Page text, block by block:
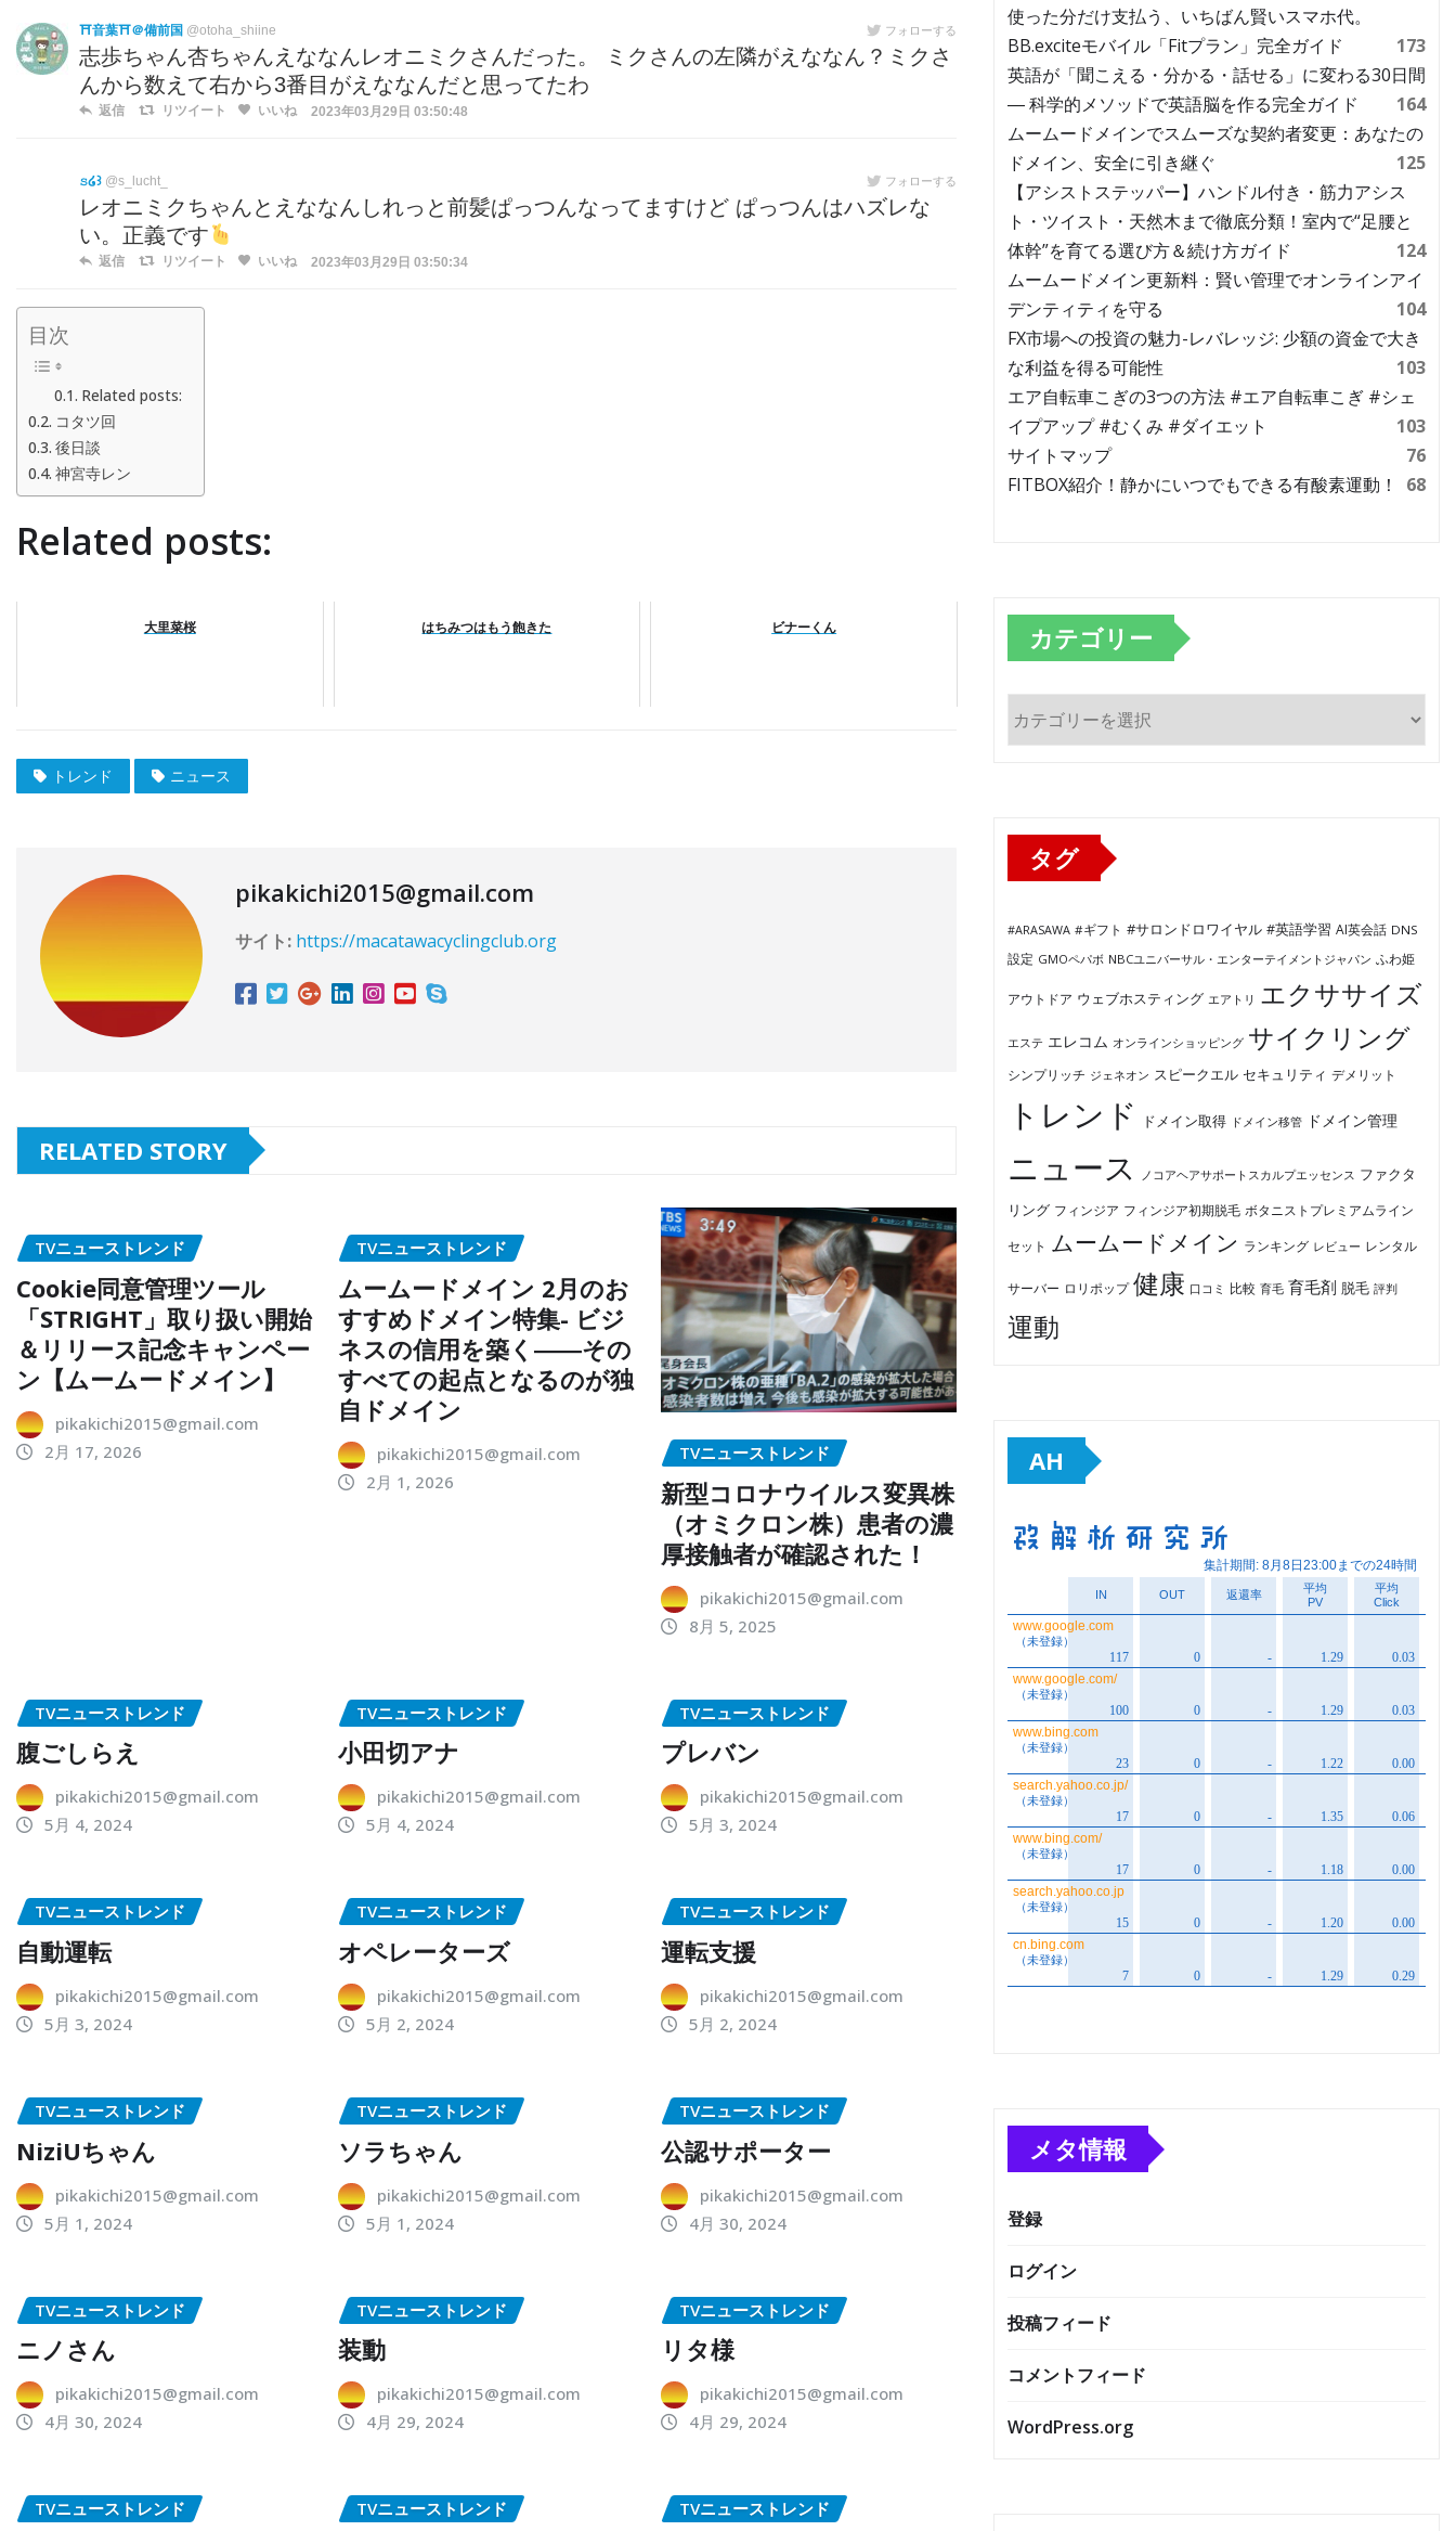
⛩音葉⛩＠備前国 @otoha_shiine フォローする
志歩ちゃん杏ちゃんえななんレオニミクさんだった。 ミクさんの左隣がえななん？ミクさ
んから数えて右から3番目がえななんだと思ってたわ
返信 リツイート いいね 2023年03月29日 03:50:48
𝚜໒꒱ @s_lucht_ フォローする
レオニミクちゃんとえななんしれっと前髪ぱっつんなってますけど ぱっつんはハズレな
い。正義です
返信 リツイート いいね 2023年03月29日 03:50:34
目次
Related posts:
コタツ回
後日談
神宮寺レン
Related posts:
大里菜桜 はちみつはもう飽きた ビナーくん
トレンド ニュース
pikakichi2015@gmail.com
サイト: https://macatawacyclingclub.org
RELATED STORY
TVニューストレンド
Cookie同意管理ツール
「STRIGHT」取り扱い開始
＆リリース記念キャンペー
ン【ムームードメイン】
pikakichi2015@gmail.com
2月 17, 2026
TVニューストレンド
ムームードメイン 2月のお
すすめドメイン特集- ビジ
ネスの信用を築く――その
すべての起点となるのが独
自ドメイン
pikakichi2015@gmail.com
2月 1, 2026
TVニューストレンド
新型コロナウイルス変異株
（オミクロン株）患者の濃
厚接触者が確認された！
pikakichi2015@gmail.com
8月 5, 2025
TVニューストレンド
腹ごしらえ
pikakichi2015@gmail.com
5月 4, 2024
TVニューストレンド
小田切アナ
pikakichi2015@gmail.com
5月 4, 2024
TVニューストレンド
プレバン
pikakichi2015@gmail.com
5月 3, 2024
TVニューストレンド
自動運転
pikakichi2015@gmail.com
5月 3, 2024
TVニューストレンド
オペレーターズ
pikakichi2015@gmail.com
5月 2, 2024
TVニューストレンド
運転支援
pikakichi2015@gmail.com
5月 2, 2024
TVニューストレンド
NiziUちゃん
pikakichi2015@gmail.com
5月 1, 2024
TVニューストレンド
ソラちゃん
pikakichi2015@gmail.com
5月 1, 2024
TVニューストレンド
公認サポーター
pikakichi2015@gmail.com
4月 30, 2024
TVニューストレンド
ニノさん
pikakichi2015@gmail.com
4月 30, 2024
TVニューストレンド
装動
pikakichi2015@gmail.com
4月 29, 2024
TVニューストレンド
リタ様
pikakichi2015@gmail.com
4月 29, 2024
TVニューストレンド TVニューストレンド TVニューストレンド
使った分だけ支払う、いちばん賢いスマホ代。
BB.exciteモバイル「Fitプラン」完全ガイド
173
英語が「聞こえる・分かる・話せる」に変わる30日間
― 科学的メソッドで英語脳を作る完全ガイド
164
ムームードメインでスムーズな契約者変更：あなたの
ドメイン、安全に引き継ぐ
125
【アシストステッパー】ハンドル付き・筋力アシス
ト・ツイスト・天然木まで徹底分類！室内で“足腰と
体幹”を育てる選び方＆続け方ガイド
124
ムームードメイン更新料：賢い管理でオンラインアイ
デンティティを守る
104
FX市場への投資の魅力-レバレッジ: 少額の資金で大き
な利益を得る可能性
103
エア自転車こぎの3つの方法 #エア自転車こぎ #シェ
イプアップ #むくみ #ダイエット
103
サイトマップ
76
FITBOX紹介！静かにいつでもできる有酸素運動！
68
カテゴリー
テ
タグ
#ARASAWA #ギフト #サロンドロワイヤル #英語学習 AI英会話 DNS
設定 GMOペパボ NBCユニバーサル・エンターテイメントジャパン ふわ姫
アウトドア ウェブホスティング エアトリ エクササイズ
エステ エレコム オンラインショッピング サイクリング
シンプリッチ ジェネオン スピークエル セキュリティ デメリット
トレンド ドメイン取得 ドメイン移管 ドメイン管理
ニュース ノコアヘアサポートスカルプエッセンス ファクタ
リング フィンジア フィンジア初期脱毛 ボタニストプレミアムライン
セット ムームードメイン ランキング レビュー レンタル
サーバー ロリポップ 健康 口コミ 比較 育毛 育毛剤 脱毛 評判
運動
AH
メタ情報
登録
ログイン
投稿フィード
コメントフィード
WordPress.org